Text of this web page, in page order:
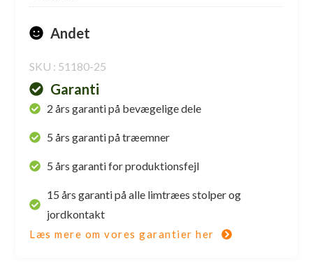
Andet
SKU : 51180-25
Garanti
2 års garanti på bevægelige dele
5 års garanti på træemner
5 års garanti for produktionsfejl
15 års garanti på alle limtræes stolper og
jordkontakt
Læs mere om vores garantier her